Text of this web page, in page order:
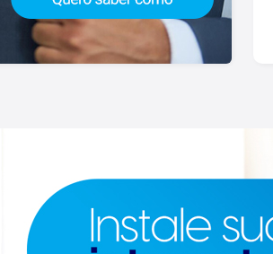
Lago Vendas - Av.
Vargas, 407, Lago Locação
do Amazonas, 1700 e Lago